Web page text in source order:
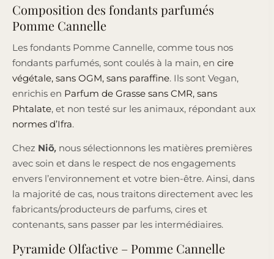
Composition des fondants parfumés
Pomme Cannelle
Les fondants Pomme Cannelle, comme tous nos
fondants parfumés, sont coulés à la main, en cire
végétale, sans OGM, sans paraffine. Ils sont Vegan,
enrichis en Parfum de Grasse sans CMR, sans
Phtalate, et non testé sur les animaux, répondant aux
normes d’Ifra.
Chez Niõ, nous sélectionnons les matières premières
avec soin et dans le respect de nos engagements
envers l’environnement et votre bien-être. Ainsi, dans
la majorité de cas, nous traitons directement avec les
fabricants/producteurs de parfums, cires et
contenants, sans passer par les intermédiaires.
Pyramide Olfactive – Pomme Cannelle